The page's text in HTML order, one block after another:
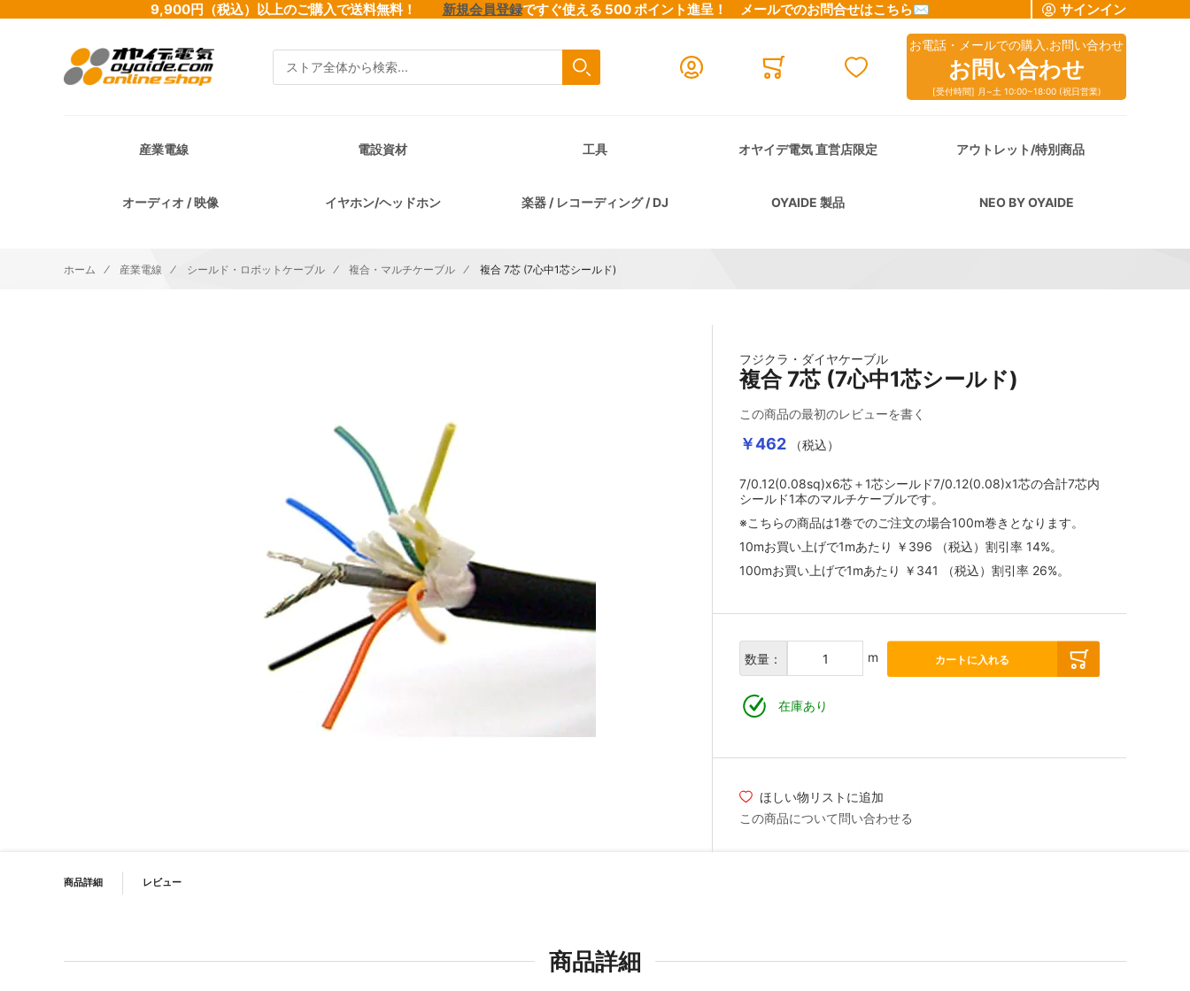
9,900円（税込）以上のご購入で送料無料！ 新規会員登録ですぐ使える 500 ポイント進呈！ メールでのお問合せはこちら✉ サインイン
検索
Close search
検索
お電話・メールでの購入.お問い合わせ
お問い合わせ
[受付時間] 月~土 10:00~18:00 (祝日営業)
産業電線 電設資材 工具 オヤイデ電気 直営店限定 アウトレット/特別商品
オーディオ / 映像 イヤホン/ヘッドホン 楽器 / レコーディング / DJ OYAIDE 製品 NEO BY OYAIDE
ホーム 産業電線 シールド・ロボットケーブル 複合・マルチケーブル 複合 7芯 (7心中1芯シールド)
フジクラ・ダイヤケーブル
複合 7芯 (7心中1芯シールド)
この商品の最初のレビューを書く
￥462 （税込）
7/0.12(0.08sq)x6芯＋1芯シールド7/0.12(0.08)x1芯の合計7芯内
シールド1本のマルチケーブルです。
※こちらの商品は1巻でのご注文の場合100m巻きとなります。
10mお買い上げで1mあたり ￥396 （税込） 割引率 14%。
100mお買い上げで1mあたり ￥341 （税込） 割引率 26%。
数量： m カートに入れる
在庫あり
ほしい物リストに追加
この商品について問い合わせる
商品詳細 レビュー
商品詳細